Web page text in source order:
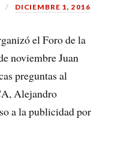
DICIEMBRE 1, 2016
el Foro de la
noviembre Juan
preguntas al
Alejandro
a la publicidad por